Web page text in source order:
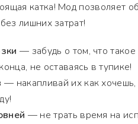
катка! Мод позволяет
лишних затрат!
— забудь о том, что
не оставаясь в тупике!
— накапливай их как
— не трать время на